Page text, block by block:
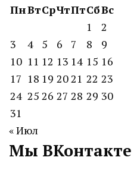
ПнВтСрЧтПтСбВс
1
2
3
4 5 6 7 8
9
10 11 12 13 14 15 16
17 18 19 2021 22 23
24 25 26 27 28 29 30
31
« Июл
Мы ВКонтакте